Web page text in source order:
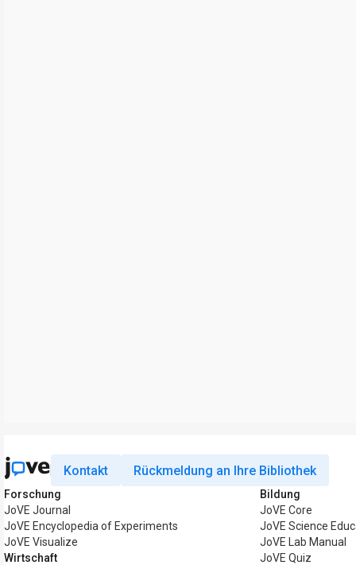
Kontakt Rückmeldung an Ihre Bibliothek
Forschung
JoVE Journal
JoVE Encyclopedia of Experiments
JoVE Visualize
Wirtschaft
Bildung
JoVE Core
JoVE Science
JoVE Lab Manual
JoVE Quiz